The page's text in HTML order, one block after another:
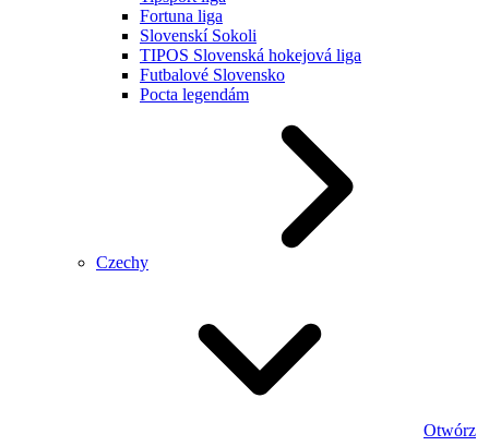
Fortuna liga
Slovenskí Sokoli
TIPOS Slovenská hokejová liga
Futbalové Slovensko
Pocta legendám
Czechy
Otwórz